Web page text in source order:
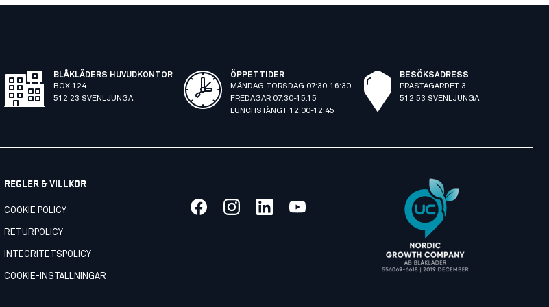
BLÅKLÄDERS HUVUDKONTOR
BOX 124
512 23 SVENLJUNGA
ÖPPETTIDER
MÅNDAG-TORSDAG 07:30-16:30
FREDAGAR 07:30-15:15
LUNCHSTÄNGT 12:00-12:45
BESÖKSADRESS
PRÄSTAGÄRDET 3
512 53 SVENLJUNGA
REGLER & VILLKOR
COOKIE POLICY
RETURPOLICY
INTEGRITETSPOLICY
COOKIE-INSTÄLLNINGAR